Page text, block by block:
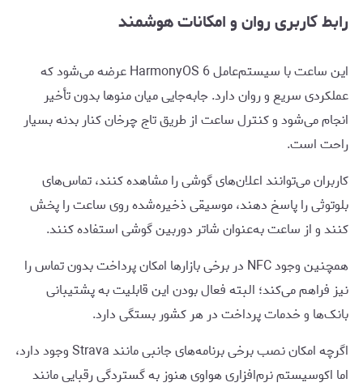
رابط کاربری روان و امکانات هوشمند
این ساعت با سیستم‌عامل HarmonyOS 6 عرضه می‌شود که
عملکردی سریع و روان دارد. جابه‌جایی میان منوها بدون تأخیر
انجام می‌شود و کنترل ساعت از طریق تاج چرخان کنار بدنه بسیار
راحت است.
کاربران می‌توانند اعلان‌های گوشی را مشاهده کنند، تماس‌های
بلوتوثی را پاسخ دهند، موسیقی ذخیره‌شده روی ساعت را پخش
کنند و از ساعت به‌عنوان شاتر دوربین گوشی استفاده کنند.
همچنین وجود NFC در برخی بازارها امکان پرداخت بدون تماس را
نیز فراهم می‌کند؛ البته فعال بودن این قابلیت به پشتیبانی
بانک‌ها و خدمات پرداخت در هر کشور بستگی دارد.
اگرچه امکان نصب برخی برنامه‌های جانبی مانند Strava وجود دارد،
اما اکوسیستم نرم‌افزاری هواوی هنوز به گستردگی رقبایی مانند